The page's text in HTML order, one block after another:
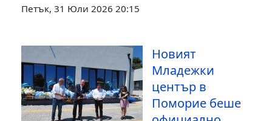
Петък, 31 Юли 2026 20:15
Новият
Младежки
център в
Поморие беше